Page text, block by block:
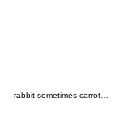
rabbit sometimes carrot (Not well)